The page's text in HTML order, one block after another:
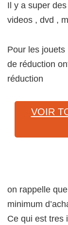
Il y a super
videos , dvd ,
Pour les jouets
de réduction
réduction
VOIR
on rappelle
minimum
Ce qui est tres